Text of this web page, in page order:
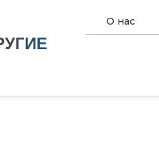
О нас